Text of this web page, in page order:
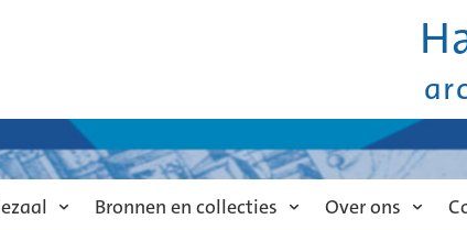
Bronnen en collecties Over ons